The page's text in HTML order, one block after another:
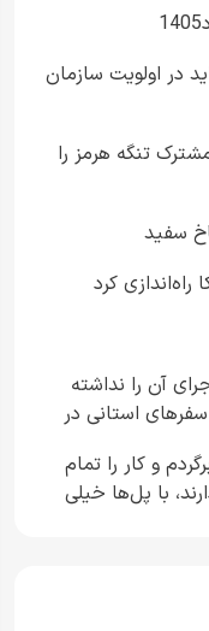
در اولویت سازمان
تنگه هرمز را
سفید
آن را نداشته
استانی در
و کار را تمام
با پل‌ها خیلی